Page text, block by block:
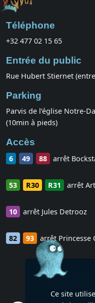
Ce site
Téléphone
+32 477 02 15 65
Entrée du public
Rue Hubert Stiernet
Parking
Parvis de l’église Notre-
(10min à pieds)
Accès
6 49 88 arrêt
53 R30 R31 arrêt
10 arrêt Jules Detrooz
82 93 arrêt Princesse
Le